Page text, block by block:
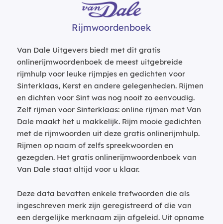
Rijmwoordenboek
Van Dale Uitgevers biedt met dit gratis
onlinerijmwoordenboek de meest uitgebreide
rijmhulp voor leuke rijmpjes en gedichten voor
Sinterklaas, Kerst en andere gelegenheden. Rijmen
en dichten voor Sint was nog nooit zo eenvoudig.
Zelf rijmen voor Sinterklaas: online rijmen met Van
Dale maakt het u makkelijk. Rijm mooie gedichten
met de rijmwoorden uit deze gratis onlinerijmhulp.
Rijmen op naam of zelfs spreekwoorden en
gezegden. Het gratis onlinerijmwoordenboek van
Van Dale staat altijd voor u klaar.
Deze data bevatten enkele trefwoorden die als
ingeschreven merk zijn geregistreerd of die van
een dergelijke merknaam zijn afgeleid. Uit opname